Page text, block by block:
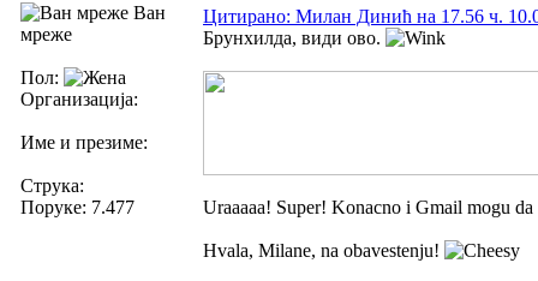
Ван
мреже
Пол:
Организација:
Име и презиме:
Струка:
Поруке: 7.477
Цитирано: Милан Динић на 17.56 ч.
Брунхилда, види ово.
Uraaaaa! Super! Konacno i Gmail mogu da
Hvala, Milane, na obavestenju!